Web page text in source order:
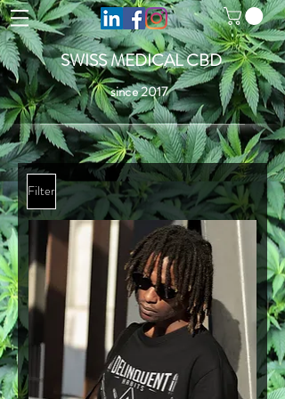
SWISS MEDICAL CBD
since 2017
Filter